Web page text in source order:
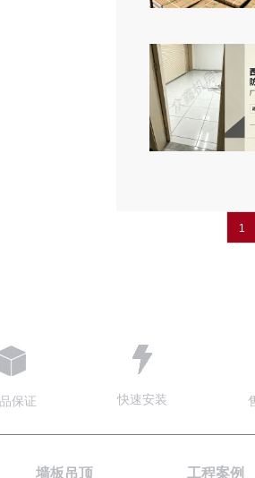
1
保证 快速安装
墙板吊顶 工程案例